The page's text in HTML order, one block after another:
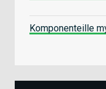
Komponenteille